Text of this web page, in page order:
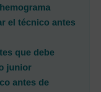
el técnico antes
que debe
junior
antes de